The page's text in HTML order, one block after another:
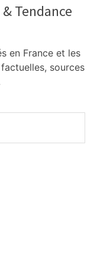
Tendance
en France et les
sources